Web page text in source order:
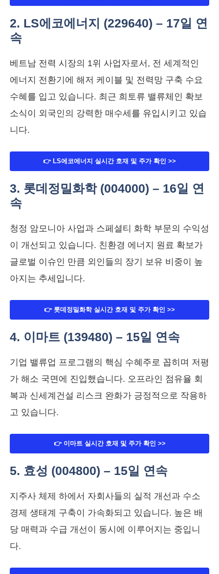
2. LS에코에너지 (229640) – 17일 연
속
베트남 전력 시장의 1위 사업자로서, 전 세계적인
에너지 전환기에 해저 케이블 및 전력망 구축 수요
수혜를 입고 있습니다. 최근 희토류 밸류체인 확보
소식이 외국인의 강력한 매수세를 유입시키고 있습
니다.
👉 LS에코에너지 실시간 호재 및 주가 확인 >>
3. 롯데정밀화학 (004000) – 16일 연
속
청정 암모니아 사업과 스페셜티 화학 부문의 수익성
이 개선되고 있습니다. 친환경 에너지 원료 확보가
글로벌 이슈인 만큼 외인들의 장기 보유 비중이 높
아지는 추세입니다.
👉 롯데정밀화학 실시간 호재 및 주가 확인 >>
4. 이마트 (139480) – 15일 연속
기업 밸류업 프로그램의 핵심 수혜주로 꼽히며 저평
가 해소 국면에 진입했습니다. 오프라인 점유율 회
복과 신세계건설 리스크 완화가 긍정적으로 작용하
고 있습니다.
👉 이마트 실시간 호재 및 주가 확인 >>
5. 효성 (004800) – 15일 연속
지주사 체제 하에서 자회사들의 실적 개선과 수소
경제 생태계 구축이 가속화되고 있습니다. 높은 배
당 매력과 수급 개선이 동시에 이루어지는 중입니
다.